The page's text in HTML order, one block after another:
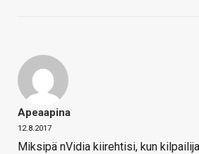
Apeaapina
12.8.2017
Miksipä nVidia kiirehtisi, kun